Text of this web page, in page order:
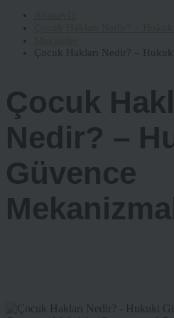
Çocuk Hakları Nedir? –
Çocuk
Nedir? –
Güvence